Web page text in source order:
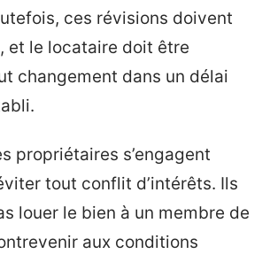
ces révisions doivent
et le locataire doit être
changement dans un délai
propriétaires s’engagent
tout conflit d’intérêts. Ils
louer le bien à un membre de
aux conditions